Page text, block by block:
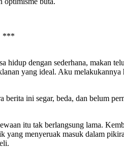
***
dengan sederhana, makan
yang ideal. Aku
ini segar, beda, dan belum
itu tak berlangsung lama.
yang menyeruak masuk dalam